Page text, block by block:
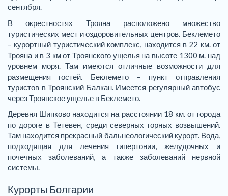
сентября.
В окрестностях Трояна расположено множество
туристических мест и оздоровительных центров. Беклемето
– курортный туристический комплекс, находится в 22 км. от
Трояна и в 3 км от Троянского ущелья на высоте 1300 м. над
уровнем моря. Там имеются отличные возможности для
размещения гостей. Беклемето – пункт отправления
туристов в Троянский Балкан. Имеется регулярный автобус
через Троянское ущелье в Беклемето.
Деревня Шипково находится на расстоянии 18 км. от города
по дороге в Тетевен, среди северных горных возвышений.
Там находится прекрасный бальнеологический курорт. Вода,
подходящая для лечения гипертонии, желудочных и
почечных заболеваний, а также заболеваний нервной
системы.
Курорты Болгарии